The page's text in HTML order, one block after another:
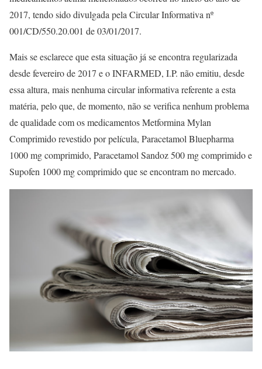
2017, tendo sido divulgada pela Circular Informativa nº
001/CD/550.20.001 de 03/01/2017.
Mais se esclarece que esta situação já se encontra regularizada
desde fevereiro de 2017 e o INFARMED, I.P. não emitiu, desde
essa altura, mais nenhuma circular informativa referente a esta
matéria, pelo que, de momento, não se verifica nenhum problema
de qualidade com os medicamentos Metformina Mylan
Comprimido revestido por película, Paracetamol Bluepharma
1000 mg comprimido, Paracetamol Sandoz 500 mg comprimido e
Supofen 1000 mg comprimido que se encontram no mercado.